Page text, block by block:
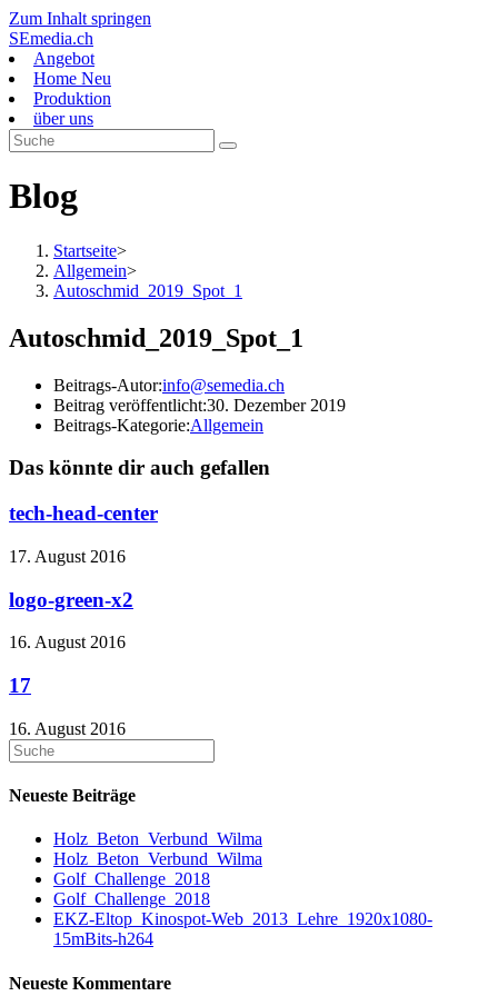
Zum Inhalt springen
SEmedia.ch
Angebot
Home Neu
Produktion
über uns
Blog
Startseite>
Allgemein>
Autoschmid_2019_Spot_1
Autoschmid_2019_Spot_1
Beitrags-Autor:info@semedia.ch
Beitrag veröffentlicht:30. Dezember 2019
Beitrags-Kategorie:Allgemein
Das könnte dir auch gefallen
tech-head-center
17. August 2016
logo-green-x2
16. August 2016
17
16. August 2016
Neueste Beiträge
Holz_Beton_Verbund_Wilma
Holz_Beton_Verbund_Wilma
Golf_Challenge_2018
Golf_Challenge_2018
EKZ-Eltop_Kinospot-Web_2013_Lehre_1920x1080-
15mBits-h264
Neueste Kommentare